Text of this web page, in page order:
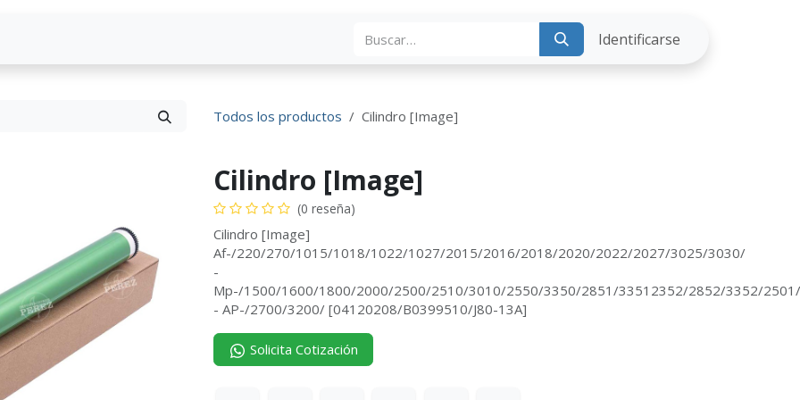
Convocatoria Identificarse
Todos los productos Cilindro [Image]
Cilindro [Image]
(0 reseña)
Cilindro [Image]
Af-/220/270/1015/1018/1022/1027/2015/2016/2018/2020/2022/2027/3025/3030/
-
Mp-/1500/1600/1800/2000/2500/2510/3010/2550/3350/2851/33512352/2852/3352/
- AP-/2700/3200/ [04120208/B0399510/J80-13A]
Solicita Cotización